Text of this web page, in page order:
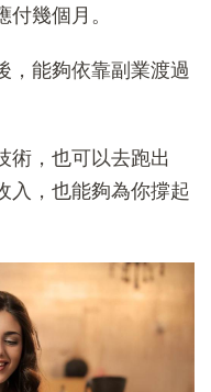
幾個月。
，能夠依靠副業渡過
術，也可以去跑出
入，也能夠為你撐起